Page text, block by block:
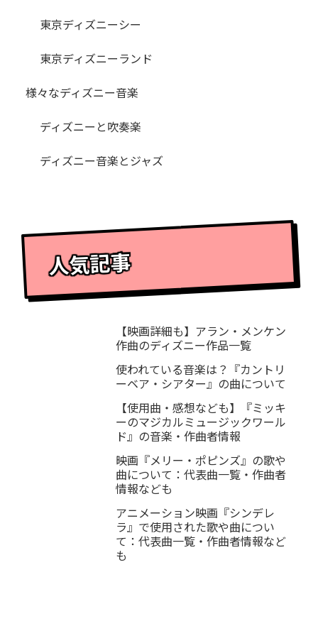
東京ディズニーシー
東京ディズニーランド
様々なディズニー音楽
ディズニーと吹奏楽
ディズニー音楽とジャズ
人気記事
【映画詳細も】アラン・メンケン
作曲のディズニー作品一覧
使われている音楽は？『カントリ
ーベア・シアター』の曲について
【使用曲・感想なども】『ミッキ
ーのマジカルミュージックワール
ド』の音楽・作曲者情報
映画『メリー・ポピンズ』の歌や
曲について：代表曲一覧・作曲者
情報なども
アニメーション映画『シンデレ
ラ』で使用された歌や曲につい
て：代表曲一覧・作曲者情報など
も